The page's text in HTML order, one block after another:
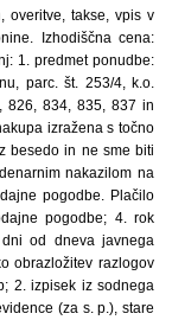
overitve, takse, vpis v
Izhodiščna cena:
1. predmet ponudbe:
parc. št. 253/4, k.o.
826, 834, 835, 837 in
izražena s točno
besedo in ne sme biti
nakazilom na
pogodbe. Plačilo
pogodbe; 4. rok
od dneva javnega
obrazložitev razlogov
2. izpisek iz sodnega
(za s. p.), stare